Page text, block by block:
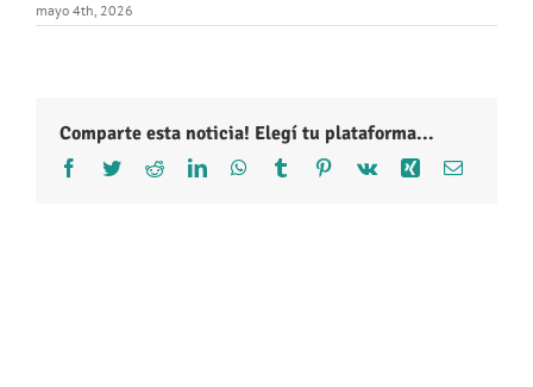
mayo 4th, 2026
Comparte esta noticia! Elegí tu plataforma...
Facebook
TwitterRedditLinkedInWhatsApp
Tumblr Pinterest
Vk Xing Correo